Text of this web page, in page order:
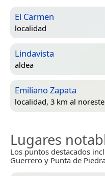
El Carmen
localidad
Lindavista
aldea
Emiliano Zapata
localidad, 3 km al noreste
Lugares
Los puntos destacados
Guerrero y Punta de